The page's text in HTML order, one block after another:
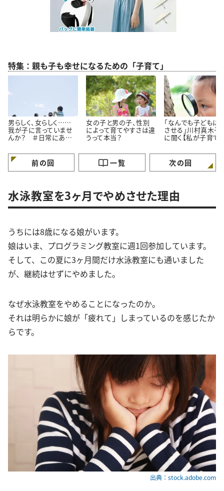
特集：親も子も幸せになるための「子育て」
男らしく、女らしく……
我が子に言っていませ
んか？ ＃日常にある
女の子と男の子、性別
によって育てやすさは違
うって本当？
「なんでも子どもに
させる」川村真木子
に聞く【私が子育て
と】
前の回 一覧 次の回
水泳教室を3ヶ月でやめさせた理由
うちには8歳になる娘がいます。
娘はいま、プログラミング教室に週1回参加しています。
そして、この夏に3ヶ月間だけ水泳教室にも通いました
が、継続はせずにやめました。
なぜ水泳教室をやめることになったのか。
それは明らかに娘が「疲れて」しまっているのを感じたか
らです。
出典：stock.adobe.com